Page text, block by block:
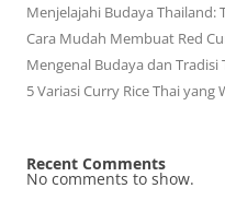
Menjelajahi Budaya Thailand:
Cara Mudah Membuat Red
Mengenal Budaya dan
5 Variasi Curry Rice Thai yang
Recent Comments
No comments to show.